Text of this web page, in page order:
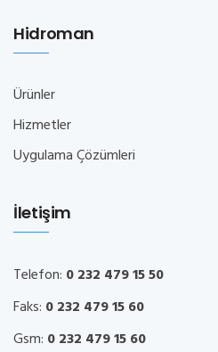
Hidroman
Ürünler
Hizmetler
Uygulama Çözümleri
İletişim
Telefon: 0 232 479 15 50
Faks: 0 232 479 15 60
Gsm: 0 232 479 15 60